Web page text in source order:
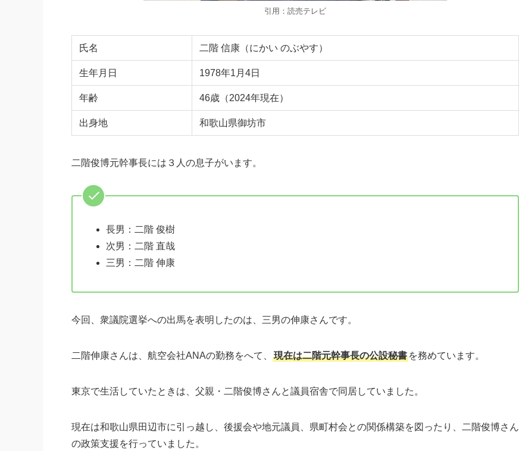
引用：読売テレビ
氏名 二階 信康（にかい のぶやす）
生年月日 1978年1月4日
年齢 46歳（2024年現在）
出身地 和歌山県御坊市
二階俊博元幹事長には３人の息子がいます。
長男：二階 俊樹
次男：二階 直哉
三男：二階 伸康
今回、衆議院選挙への出馬を表明したのは、三男の伸康さんです。
二階伸康さんは、航空会社ANAの勤務をへて、 現在は二階元幹事長の公設秘書 を務めています。
東京で生活していたときは、父親・二階俊博さんと議員宿舎で同居していました。
現在は和歌山県田辺市に引っ越し、後援会や地元議員、県町村会との関係構築を図ったり、二階俊博さん
の政策支援を行っていました。